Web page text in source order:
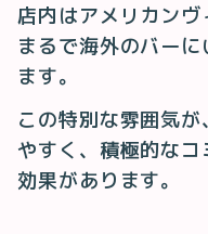
店内はアメリカンヴ
まるで海外のバー
ます。
この特別な雰囲気
やすく、積極的な
効果があります。